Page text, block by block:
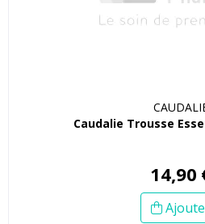
Caudalie Trousse
14,90